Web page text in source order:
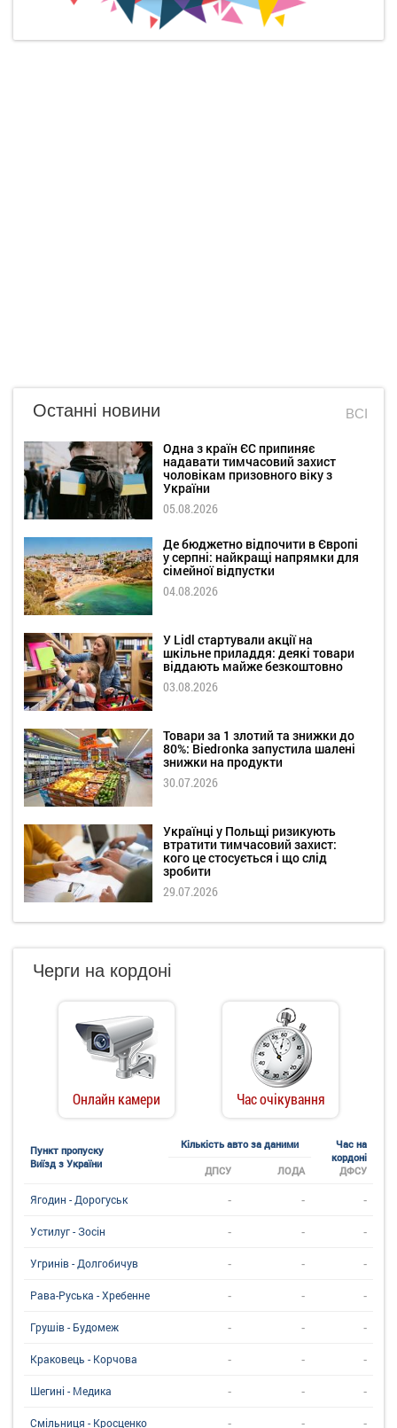
Останні новини ВСІ
Одна з країн ЄС припиняє
надавати тимчасовий захист
чоловікам призовного віку з
України
05.08.2026
Де бюджетно відпочити в Європі
у серпні: найкращі напрямки для
сімейної відпустки
04.08.2026
У Lidl стартували акції на
шкільне приладдя: деякі товари
віддають майже безкоштовно
03.08.2026
Товари за 1 злотий та знижки до
80%: Biedronka запустила шалені
знижки на продукти
30.07.2026
Українці у Польщі ризикують
втратити тимчасовий захист:
кого це стосується і що слід
зробити
29.07.2026
Черги на кордоні
Онлайн камери Час очікування
Пункт пропуску
Виїзд з України
Кількість авто за даними
Час на
кордоні
ДФСУ
ДПСУ ЛОДА
Ягодин - Дорогуськ - - -
Устилуг - Зосін - - -
Угринiв - Долгобичув - - -
Рава-Руська - Хребенне - - -
Грушів - Будомеж - - -
Краковець - Корчова - - -
Шегині - Медика - - -
Смільниця - Кросценко - - -